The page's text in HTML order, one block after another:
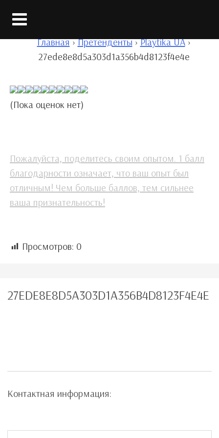
Главная › Претенденты › Playtika UA ›
27ede8e8d5a303d1a356b4d8123f4e4e
(Пока оценок нет)
Пожалуйста, поделитесь своим опытом. 1 балл
благодарности означает, что ваш опыт был
отличным! Чем больше баллов, тем сильнее
ваша признательность!
Просмотров: 0
27EDE8E8D5A303D1A356B4D8123F4E4E
Контактная информация: